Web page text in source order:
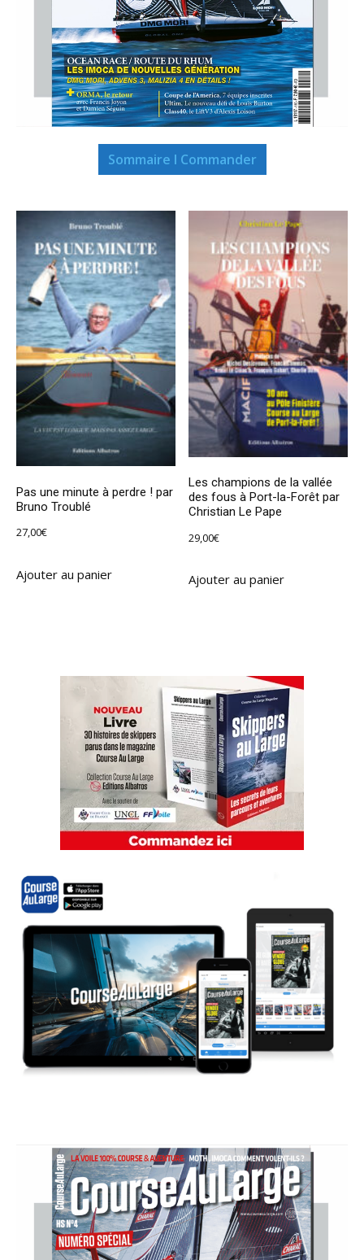
Sommaire I Commander
Pas une minute à perdre ! par
Bruno Troublé
27,00€
Ajouter au panier
Les champions de la vallée
des fous à Port-la-Forêt par
Christian Le Pape
29,00€
Ajouter au panier